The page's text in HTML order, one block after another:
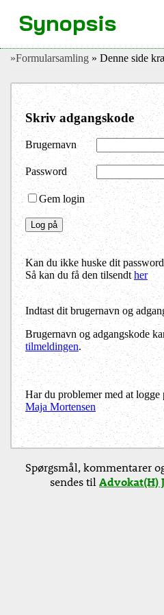
»Formularsamling » Denne side
Skriv adgangskode
Brugernavn
Password
Gem login
Kan du ikke huske dit
Så kan du få den tilsendther
Indtast dit brugernavn og
Brugernavn og adgangskode
tilmeldingen.
Har du problemer med at
Maja Mortensen
Synopsis
Spørgsmål, kommentarer
sendes tilAdvokat(H)